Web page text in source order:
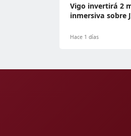
Vigo invertirá 2
inmersiva sobre
Hace 1 días